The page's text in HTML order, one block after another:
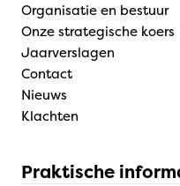
Organisatie en bestuur
Onze strategische koers
Jaarverslagen
Contact
Nieuws
Klachten
Praktische